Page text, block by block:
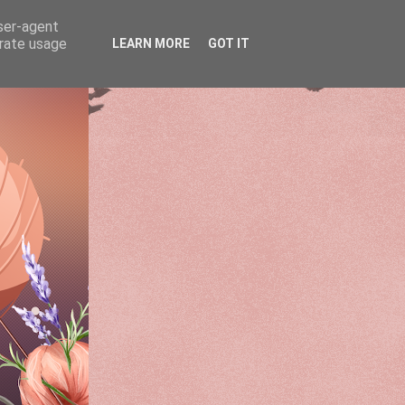
agent
usage
LEARN MORE GOT IT